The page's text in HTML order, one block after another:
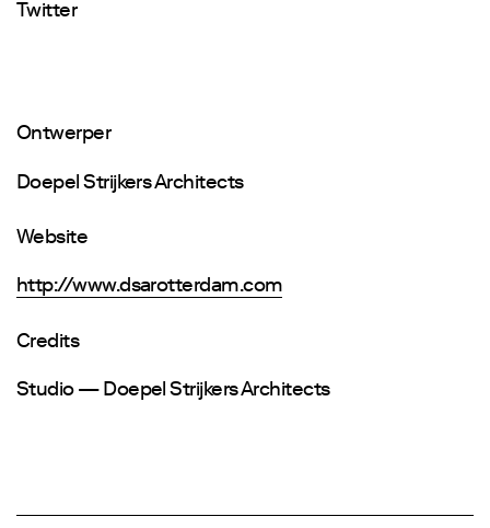
Twitter
Ontwerper
Doepel Strijkers Architects
Website
http://www.dsarotterdam.com
Credits
Studio — Doepel Strijkers Architects